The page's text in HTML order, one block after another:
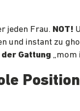
jeden Frau. NOT!
und instant zu
der Gattung „mom
Position